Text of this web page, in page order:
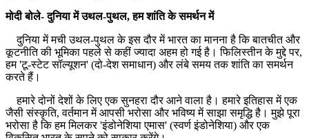
मोदी बोले- दुनिया में उथल-पुथल, हम शांति के समर्थन में
दुनिया में मची उथल-पुथल के इस दौर में भारत का मानना ​​है कि बातचीत और
कूटनीति की भूमिका पहले से कहीं ज्यादा अहम हो गई है। फिलिस्तीन के मुद्दे पर,
हम 'टू-स्टेट सॉल्यूशन' (दो-देश समाधान) और लंबे समय तक शांति का समर्थन
करते हैं।
हमारे दोनों देशों के लिए एक सुनहरा दौर आने वाला है। हमारे इतिहास में एक
जैसी संस्कृति, वर्तमान में आपसी भरोसा और भविष्य में साझा समृद्धि है। मुझे पूरा
भरोसा है कि हम मिलकर 'इंडोनेशिया एमास' (स्वर्ण इंडोनेशिया) और एक